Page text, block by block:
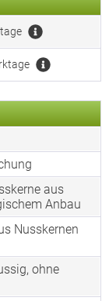
aus
Anbau
Nusskernen
ohne